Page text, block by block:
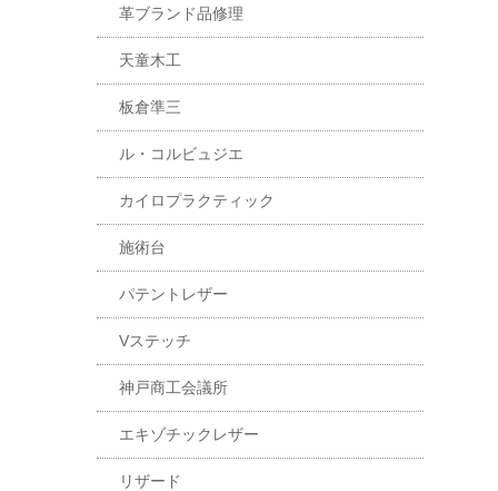
革ブランド品修理
天童木工
板倉準三
ル・コルビュジエ
カイロプラクティック
施術台
パテントレザー
Vステッチ
神戸商工会議所
エキゾチックレザー
リザード